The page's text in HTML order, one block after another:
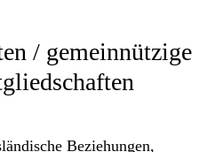
/ gemeinnützige
Beziehungen,